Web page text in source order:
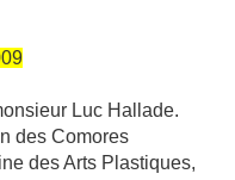
Luc Hallade.
des Comores
des Arts Plastiques,